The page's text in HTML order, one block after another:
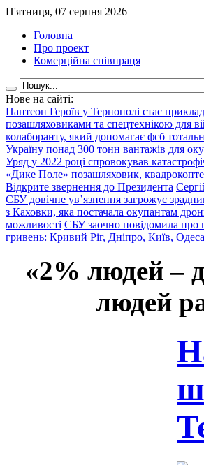
П'ятниця, 07 серпня 2026
Головна
Про проект
Комерційна співпраця
Нове на сайті:
Пантеон Героїв у Тернополі стає
позашляховиками та спецтехнікою для
колаборанту, який допомагає фсб
Україну понад 300 тонн вантажів для
Уряд у 2022 році спровокував
«Дике Поле» позашляховик,
Відкрите звернення до Президента
СБУ довічне ув’язнення загрожує
з Каховки, яка постачала окупантам
можливості СБУ заочно повідомила про
гривень: Кривий Ріг, Дніпро, Київ,
«2% людей –
людей